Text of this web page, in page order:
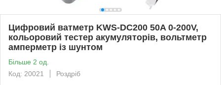
Цифровий ватметр KWS-DC200 50A 0-200V,
кольоровий тестер акумуляторів, вольтметр
амперметр із шунтом
Більше 2 од.
Код: 20021
Роздріб